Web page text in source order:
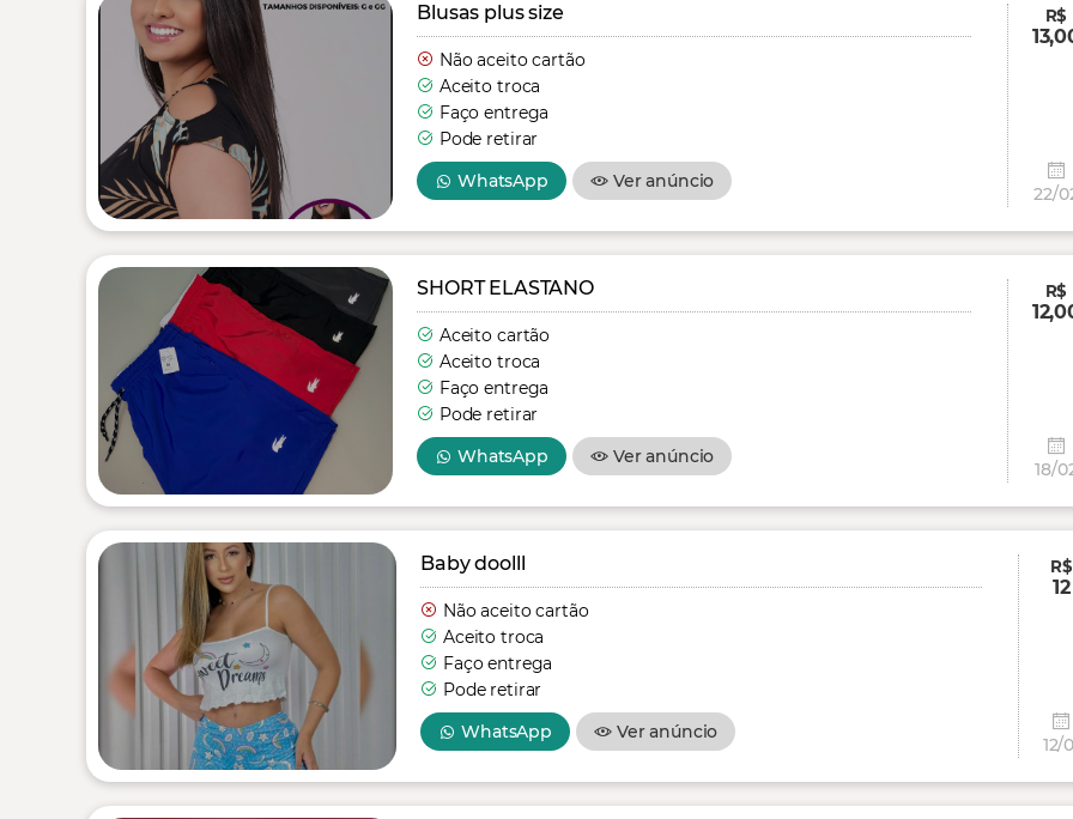
Blusas plus size
Não aceito cartão
Aceito troca
Faço entrega
Pode retirar
WhatsApp
Ver anúncio
R$
22/
SHORT ELASTANO
Aceito cartão
Aceito troca
Faço entrega
Pode retirar
WhatsApp
Ver anúncio
R$
18/
Baby doolll
Não aceito cartão
Aceito troca
Faço entrega
Pode retirar
WhatsApp
Ver anúncio
R$
12
12/